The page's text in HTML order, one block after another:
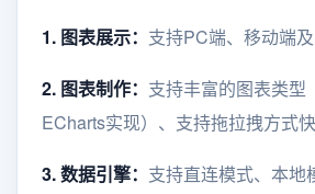
1. 图表展示： 支持PC端、移动端
2. 图表制作： 支持丰富的图表类型
ECharts实现）、支持拖拉拽方式
3. 数据引擎： 支持直连模式、本地